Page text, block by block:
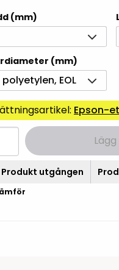
Outlet-
Outlet-skrivare
(mm)
(mm)
polyetylen, EOL
Epson-
Produkt utgången